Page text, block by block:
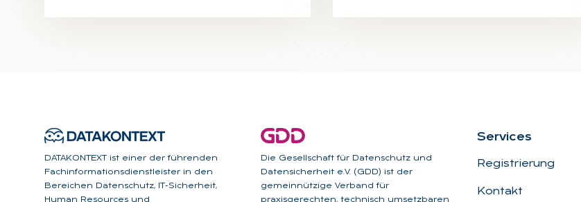
DATAKONTEXT ist einer der führenden
Fachinformationsdienstleister in den
Bereichen Datenschutz, IT-Sicherheit,
Human Resources und
Die Gesellschaft für Datenschutz und
Datensicherheit e.V. (GDD) ist der
gemeinnützige Verband für
praxisgerechten, technisch umsetzbaren
Ser­vices
Registrierung
Kontakt